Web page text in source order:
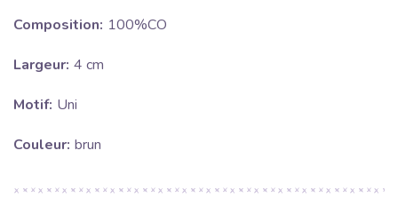
Composition: 100%CO
Largeur: 4 cm
Motif: Uni
Couleur: brun